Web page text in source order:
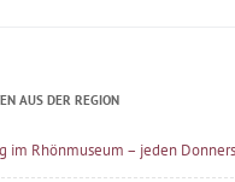
AUS DER REGION
im Rhönmuseum – jeden